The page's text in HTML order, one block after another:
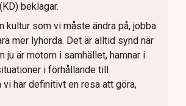
beklagar.
kultur som vi måste ändra på, jobba
mer lyhörda. Det är alltid synd när
ju är motorn i samhället, hamnar i
i förhållande till
vi har definitivt en resa att göra,